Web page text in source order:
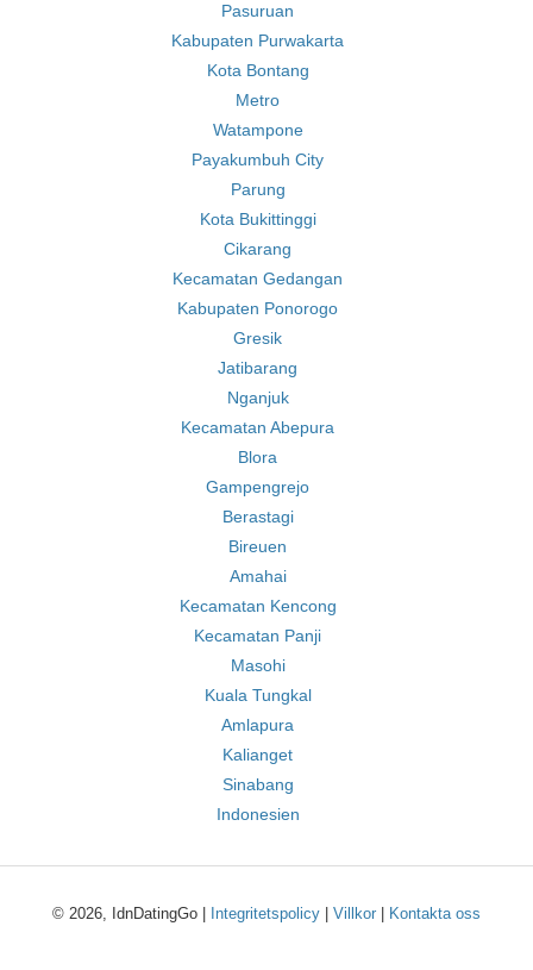
Pasuruan
Kabupaten Purwakarta
Kota Bontang
Metro
Watampone
Payakumbuh City
Parung
Kota Bukittinggi
Cikarang
Kecamatan Gedangan
Kabupaten Ponorogo
Gresik
Jatibarang
Nganjuk
Kecamatan Abepura
Blora
Gampengrejo
Berastagi
Bireuen
Amahai
Kecamatan Kencong
Kecamatan Panji
Masohi
Kuala Tungkal
Amlapura
Kalianget
Sinabang
Indonesien
© 2026, IdnDatingGo | Integritetspolicy Villkor Kontakta oss